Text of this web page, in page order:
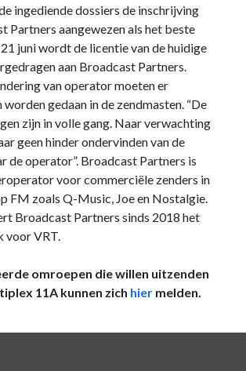
ingediende dossiers de inschrijving
Partners aangewezen als het beste
juni wordt de licentie van de huidige
aan Broadcast Partners.
van operator moeten er
worden gedaan in de zendmasten. “De
zijn in volle gang. Naar verwachting
geen hinder ondervinden van de
de operator”. Broadcast Partners is
voor commerciële zenders in
FM zoals Q-Music, Joe en Nostalgie.
Broadcast Partners sinds 2018 het
voor VRT.
omroepen die willen uitzenden
11A kunnen zich hiermelden.